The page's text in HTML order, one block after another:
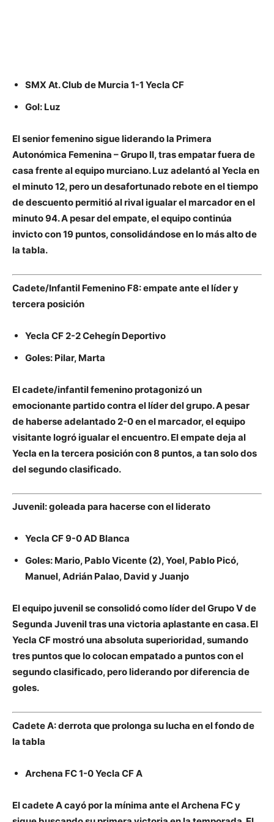
SMX At. Club de Murcia 1-1 Yecla CF
Gol: Luz
El senior femenino sigue liderando la Primera
Autonómica Femenina – Grupo II, tras empatar fuera de
casa frente al equipo murciano. Luz adelantó al Yecla en
el minuto 12, pero un desafortunado rebote en el tiempo
de descuento permitió al rival igualar el marcador en el
minuto 94. A pesar del empate, el equipo continúa
invicto con19 puntos, consolidándose en lo más alto de
la tabla.
Cadete/Infantil Femenino F8: empate ante el líder y
tercera posición
Yecla CF 2-2 Cehegín Deportivo
Goles: Pilar, Marta
El cadete/infantil femenino protagonizó un
emocionante partido contra el líder del grupo. A pesar
de haberse adelantado 2-0 en el marcador, el equipo
visitante logró igualar el encuentro. El empate deja al
Yecla en la tercera posición con8 puntos, a tan solo dos
del segundo clasificado.
Juvenil: goleada para hacerse con el liderato
Yecla CF 9-0 AD Blanca
Goles: Mario, Pablo Vicente (2), Yoel, Pablo Picó,
Manuel, Adrián Palao, David y Juanjo
El equipo juvenil se consolidó como líder del Grupo V de
Segunda Juvenil tras una victoria aplastante en casa. El
Yecla CF mostró una absoluta superioridad, sumando
tres puntos que lo colocan empatado a puntos con el
segundo clasificado, pero liderando por diferencia de
goles.
Cadete A: derrota que prolonga su lucha en el fondo de
la tabla
Archena FC 1-0 Yecla CF A
El cadete A cayó por la mínima ante el Archena FC y